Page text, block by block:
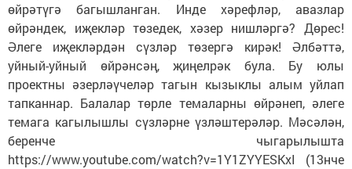
өйрәтүгә багышланган. Инде хәрефләр, авазлар
өйрәндек, иҗекләр төзедек, хәзер нишләргә? Дөрес!
Әлеге иҗекләрдән сүзләр төзергә кирәк! Әлбәттә,
уйный-уйный өйрәнсәң, җиңелрәк була. Бу юлы
проектны әзерләүчеләр тагын кызыклы алым уйлап
тапканнар. Балалар төрле темаларны өйрәнеп, әлеге
темага кагылышлы сүзләрне үзләштерәләр. Мәсәлән,
беренче чыгарылышта
https://www.youtube.com/watch?v=1Y1ZYYESKxI (13нче